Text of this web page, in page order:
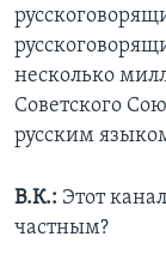
несколько
Советского
русским
В.К.: Этот
частным?